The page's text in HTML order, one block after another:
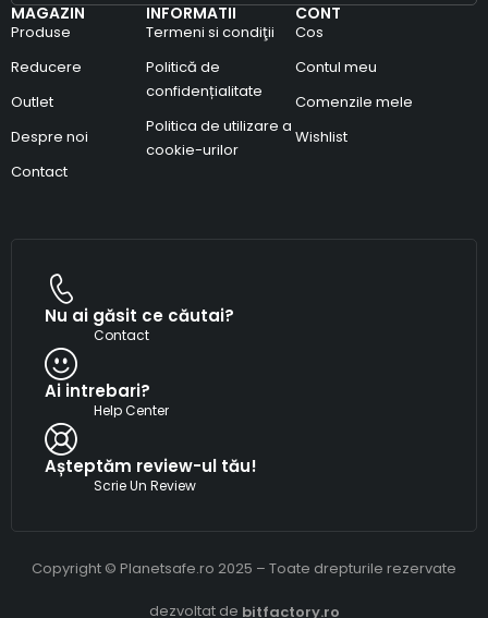
MAGAZIN
Produse
Reducere
Outlet
Despre noi
Contact
INFORMATII
Termeni si condiţii
Politică de
confidențialitate
Politica de utilizare a
cookie-urilor
CONT
Cos
Contul meu
Comenzile mele
Wishlist
Nu ai găsit ce căutai?
Contact
Ai intrebari?
Help Center
Așteptăm review-ul tău!
Scrie Un Review
Copyright © Planetsafe.ro 2025 – Toate drepturile rezervate
dezvoltat de bitfactory.ro